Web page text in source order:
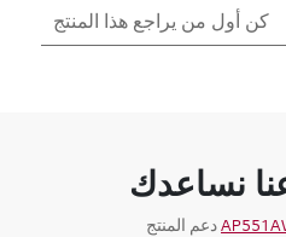
نساعدك
دعم المنتج